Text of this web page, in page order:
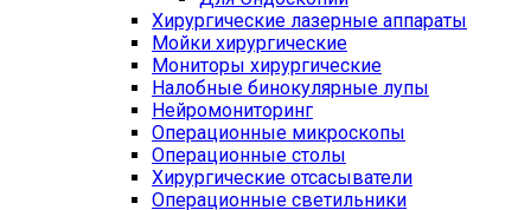
Хирургические лазерные аппараты
Мойки хирургические
Мониторы хирургические
Налобные бинокулярные лупы
Нейромониторинг
Операционные микроскопы
Операционные столы
Хирургические отсасыватели
Операционные светильники